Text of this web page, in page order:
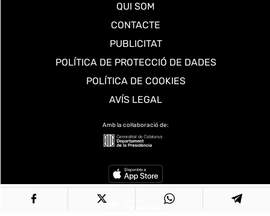
QUI SOM
CONTACTE
PUBLICITAT
POLÍTICA DE PROTECCIÓ DE DADES
POLÍTICA DE COOKIES
AVÍS LEGAL
Amb la col·laboració de: